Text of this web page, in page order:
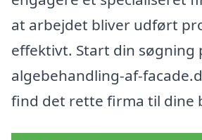
at arbejdet bliver udført
effektivt. Start din søgning
algebehandling-af-
find det rette firma til dine